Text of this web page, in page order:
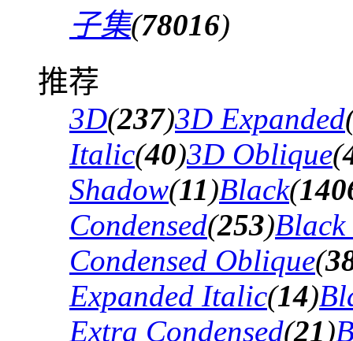
子集(78016)
推荐
3D(237)3D Expanded
Italic(40)3D Oblique(
Shadow(11)Black(
Condensed(253)Black
Condensed Oblique(
Expanded Italic(14)
Extra Condensed(21)